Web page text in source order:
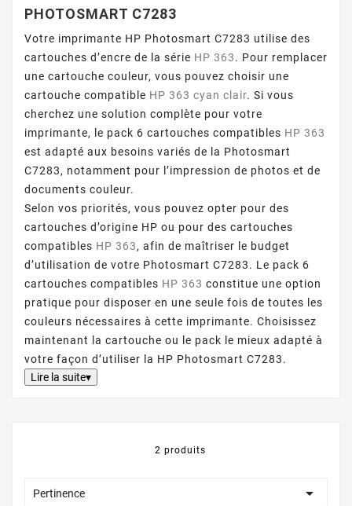
PHOTOSMART C7283
Votre imprimante HP Photosmart C7283 utilise des
cartouches d’encre de la série HP 363. Pour remplacer
une cartouche couleur, vous pouvez choisir une
cartouche compatible HP 363 cyan clair. Si vous
cherchez une solution complète pour votre
imprimante, le pack 6 cartouches compatibles HP 363
est adapté aux besoins variés de la Photosmart
C7283, notamment pour l’impression de photos et de
documents couleur.
Selon vos priorités, vous pouvez opter pour des
cartouches d’origine HP ou pour des cartouches
compatibles HP 363, afin de maîtriser le budget
d’utilisation de votre Photosmart C7283. Le pack 6
cartouches compatibles HP 363 constitue une option
pratique pour disposer en une seule fois de toutes les
couleurs nécessaires à cette imprimante. Choisissez
maintenant la cartouche ou le pack le mieux adapté à
votre façon d’utiliser la HP Photosmart C7283.
Lire la suite▾
2 produits
Pertinence 